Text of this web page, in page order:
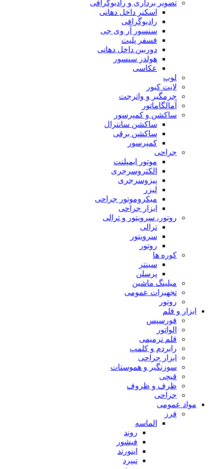
تصویر برداری و رادیوگرافی
اسکنر داخل دهانی
رادیوگرافی
سنسور آر وی جی
فسفر پلیت
دوربین داخل دهانی
هولدر سنسور
عکاسی
لوپ
لایت کیور
جرمگیر و واترجت
آمالگاماتور
ساکشن و کمپرسور
ساکشن سانترال
ساکشن برقی
کمپرسور
جراحی
موتور ایمپلنت
الکتروسرجری
پیزوسرجری
لیزر
میکروموتور جراحی
ابزار جراحی
روتور، سرویتور و ترالی
ترالی
سرویتور
روتور
کوره ها
سینتر
پرسلن
میلینگ ماشین
تجهیزات عمومی
روتور
ابزار و قلم
فورسپس
الواتور
قلم ترمیمی
رابردم و کلمپ
ابزار جراحی
سوزنگیر و هموستات
قیچی
ظرف و ظروف
جراحی
مواد عمومی
فرز
الماسه
روند
فیشور
اینورتد
تیپرد